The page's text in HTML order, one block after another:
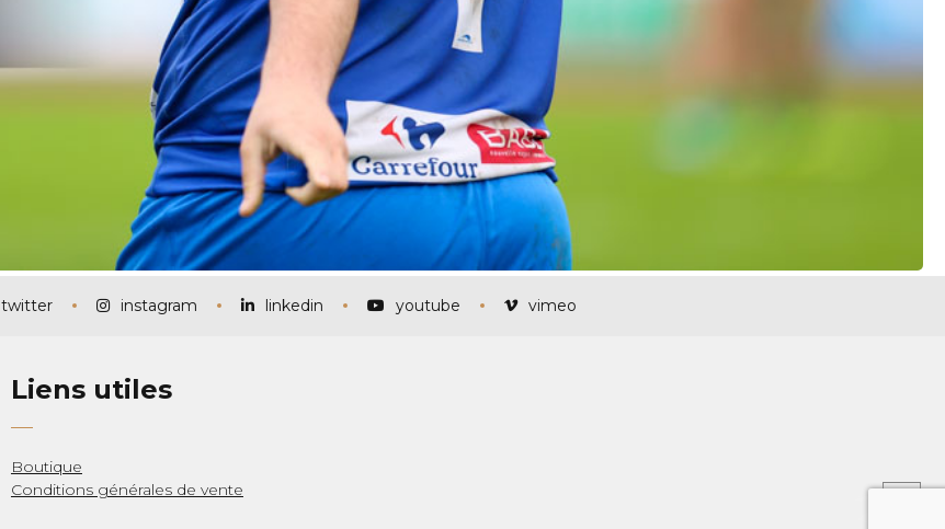
twitter instagram linkedin youtube vimeo
Liens utiles
Boutique
Conditions générales de vente